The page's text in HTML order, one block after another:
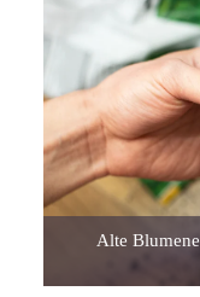
Alte